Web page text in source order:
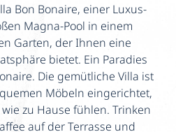
Bon Bonaire, einer Luxus-
Magna-Pool in einem
Garten, der Ihnen eine
bietet. Ein Paradies
Die gemütliche Villa ist
Möbeln eingerichtet,
zu Hause fühlen. Trinken
auf der Terrasse und